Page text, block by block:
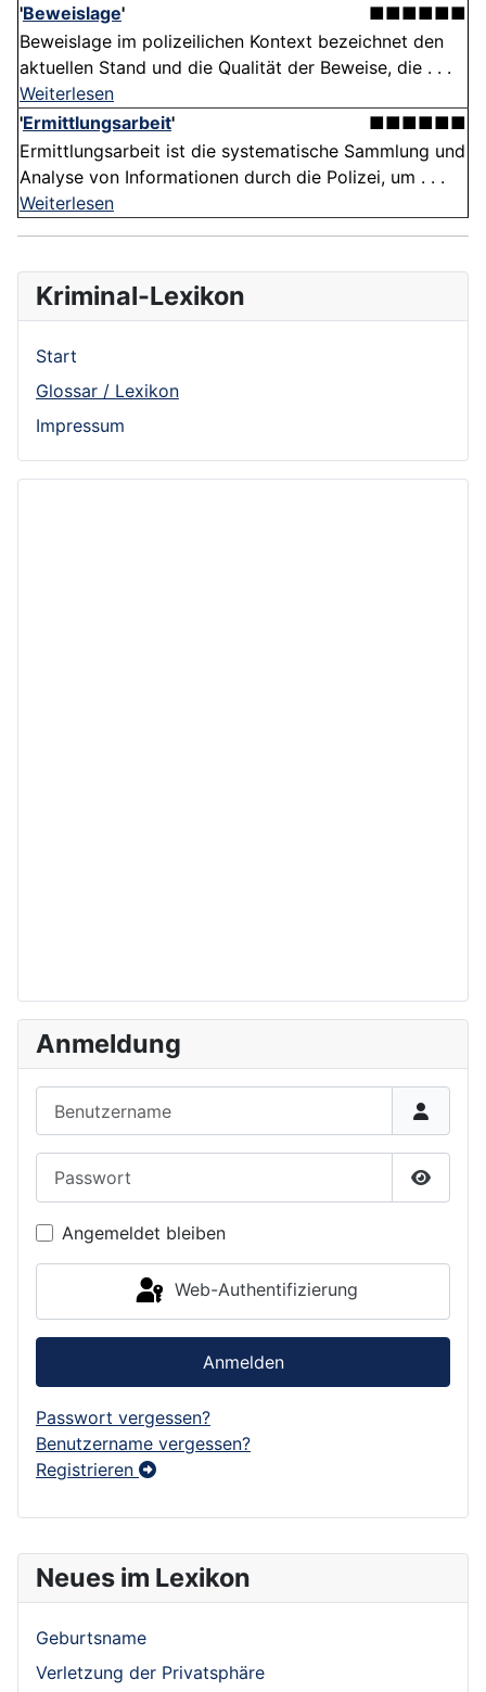
Neues im Lexikon
Geburtsname
Verletzung der Privatsphäre
'Beweislage'
■■■■■■
Beweislage im polizeilichen Kontext bezeichnet den
aktuellen Stand und die Qualität der Beweise, die . . .
Weiterlesen
'Ermittlungsarbeit'
■■■■■■
Ermittlungsarbeit ist die systematische Sammlung und
Analyse von Informationen durch die Polizei, um . . .
Weiterlesen
Kriminal-Lexikon
Start
Glossar / Lexikon
Impressum
Anmeldung
Angemeldet bleiben
Web-Authentifizierung
Anmelden
Passwort vergessen?
Benutzername vergessen?
Registrieren